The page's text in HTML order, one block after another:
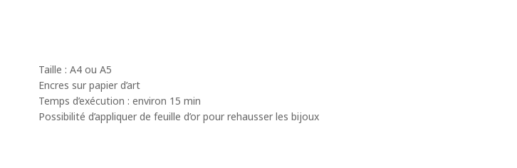
Taille : A4 ou A5
Encres sur papier d’art
Temps d’exécution : environ 15 min
Possibilité d’appliquer de feuille d’or pour rehausser les bijoux